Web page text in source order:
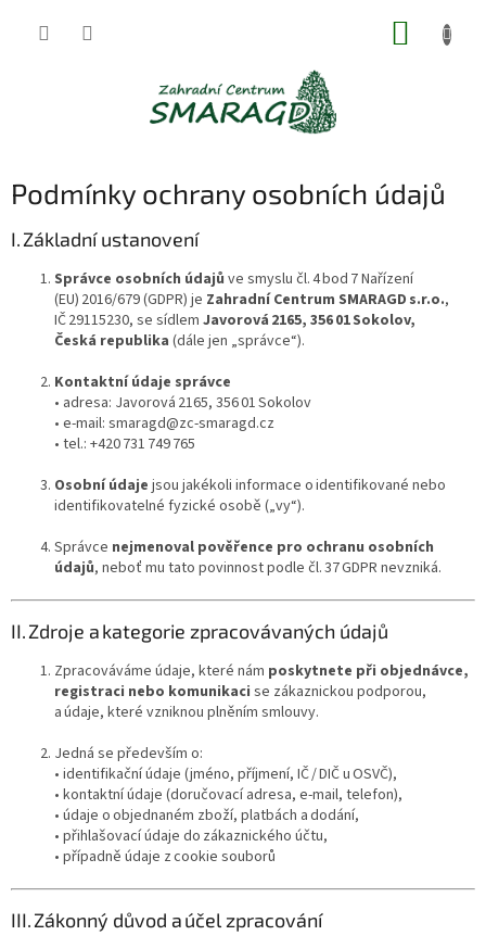
Podmínky ochrany osobních údajů
I. Základní ustanovení
Správce osobních údajů ve smyslu čl. 4 bod 7 Nařízení
(EU) 2016/679 (GDPR) je Zahradní Centrum SMARAGD s.r.o.,
IČ 29115230, se sídlem Javorová 2165, 356 01 Sokolov,
Česká republika (dále jen „správce“).
Kontaktní údaje správce
• adresa: Javorová 2165, 356 01 Sokolov
• e‑mail: smaragd@zc‑smaragd.cz
• tel.: +420 731 749 765
Osobní údaje jsou jakékoli informace o identifikované nebo
identifikovatelné fyzické osobě („vy“).
Správce nejmenoval pověřence pro ochranu osobních
údajů, neboť mu tato povinnost podle čl. 37 GDPR nevzniká.
II. Zdroje a kategorie zpracovávaných údajů
Zpracováváme údaje, které nám poskytnete při objednávce,
registraci nebo komunikaci se zákaznickou podporou,
a údaje, které vzniknou plněním smlouvy.
Jedná se především o:
• identifikační údaje (jméno, příjmení, IČ / DIČ u OSVČ),
• kontaktní údaje (doručovací adresa, e‑mail, telefon),
• údaje o objednaném zboží, platbách a dodání,
• přihlašovací údaje do zákaznického účtu,
• případně údaje z cookie souborů
III. Zákonný důvod a účel zpracování